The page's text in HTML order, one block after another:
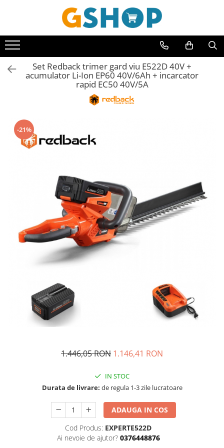
Accesorii curte si gradina
Accesorii motocoase si trimmere
Aparate de spalat cu presiune
Cantarire
Deshidratoare fructe si legume
Ferastraie cu lant
Foarfece gard viu
Freze de zapada
Granulatoare
Masini - Aparate umplut carnati
Masini de taiat parchet / placi
Masini de tuns gazon
Maturi rotative
Mobila gradina si terasa
Casute de gradina
Mobilier gradina si terasa
Plasa de umbrire, mascare gard
Accesorii pompe
Set Redback trimer gard viu E522D 40V +
acumulator Li-Ion EP60 40V/6Ah + incarcator
rapid EC50 40V/5A
-21%
1.446,05 RON 1.146,41 RON
IN STOC
Durata de livrare: de regula 1-3 zile lucratoare
ADAUGA IN COS
Cod Produs: EXPERTE522D
Ai nevoie de ajutor? 0376448876